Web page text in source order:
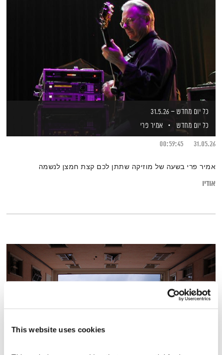
This website uses cookies
כל יום מחדש – 31.5.26
כל יום מחדש
אמיר פרי
31.05.26
00:59:45
אמיר פרי בשעה של מוזיקה שתתן לכם קצת חמצן לנשמה
אודיו